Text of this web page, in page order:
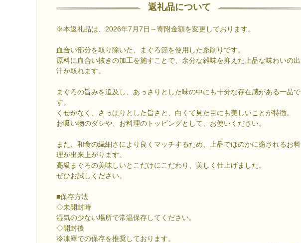
返礼品について
※本返礼品は、2026年7月7日～寄附金額を変更しております。
血合い部分を取り除いた、まぐろ節を使用した糸削りです。
原料に血合い抜きの加工を施すことで、余分な雑味を抑えた上品な味わいの出
汁が取れます。
まぐろの旨みを追及し、あっさりとした味の中にも十分な存在感がある一品で
す。
くせがなく、さっぱりとした旨さと、白くて見た目にも美しいことが特徴。
お吸い物のダシや、お料理のトッピングとして、お使いください。
また、和食の繊細さにより良くマッチするため、上品でほのかに癒されるお料
理が出来上がります。
高級まぐろの美味しいとこだけにこだわり、美しく仕上げました。
ぜひお試しください。
■保存方法
◇未開封時
湿気の少ない場所で常温保存してください。
◇開封後
冷凍庫での保存を推奨しております。